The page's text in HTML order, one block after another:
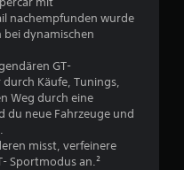
nachempfunden wurde
bei dynamischen
GT-
Käufe, Tunings,
Weg durch eine
du neue Fahrzeuge und
misst, verfeinere
Sportmodus an.²